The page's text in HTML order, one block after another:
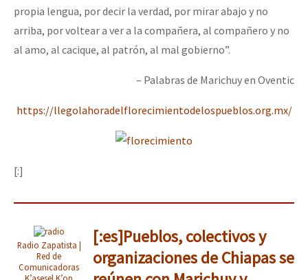
propia lengua, por decir la verdad, por mirar abajo y no
arriba, por voltear a ver a la compañera, al compañero y no
al amo, al cacique, al patrón, al mal gobierno”.
– Palabras de Marichuy en Oventic
https://llegolahoradelflorecimientodelospueblos.org.mx/
[:]
Radio Zapatista |
Red de
Comunicadoras
[:es]Pueblos, colectivos y
organizaciones de Chiapas se